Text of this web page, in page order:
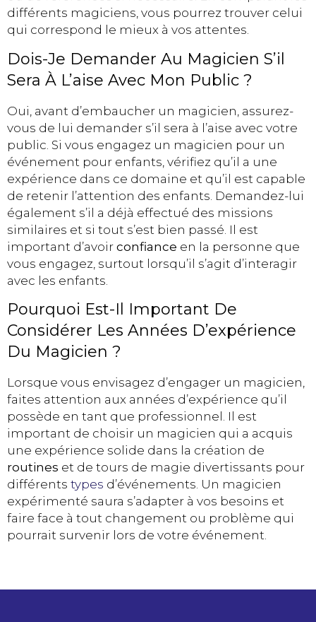
différents magiciens, vous pourrez trouver celui
qui correspond le mieux à vos attentes.
Dois-Je Demander Au Magicien S’il
Sera À L’aise Avec Mon Public ?
Oui, avant d’embaucher un magicien, assurez-
vous de lui demander s’il sera à l’aise avec votre
public. Si vous engagez un magicien pour un
événement pour enfants, vérifiez qu’il a une
expérience dans ce domaine et qu’il est capable
de retenir l’attention des enfants. Demandez-lui
également s’il a déjà effectué des missions
similaires et si tout s’est bien passé. Il est
important d’avoir confiance en la personne que
vous engagez, surtout lorsqu’il s’agit d’interagir
avec les enfants.
Pourquoi Est-Il Important De
Considérer Les Années D’expérience
Du Magicien ?
Lorsque vous envisagez d’engager un magicien,
faites attention aux années d’expérience qu’il
possède en tant que professionnel. Il est
important de choisir un magicien qui a acquis
une expérience solide dans la création de
routines et de tours de magie divertissants pour
différents types d’événements. Un magicien
expérimenté saura s’adapter à vos besoins et
faire face à tout changement ou problème qui
pourrait survenir lors de votre événement.